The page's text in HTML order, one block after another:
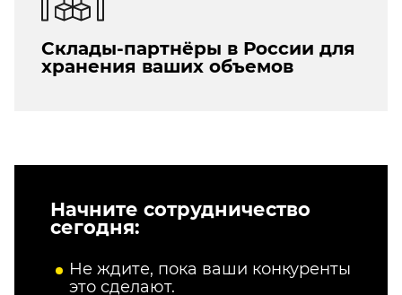
Склады-партнёры в России для
хранения ваших объемов
Начните сотрудничество
сегодня:
Не ждите, пока ваши конкуренты
это сделают.